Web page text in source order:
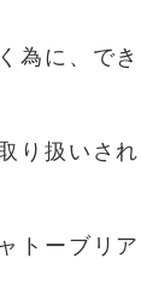
為に、で
り扱いさ
トーブリ